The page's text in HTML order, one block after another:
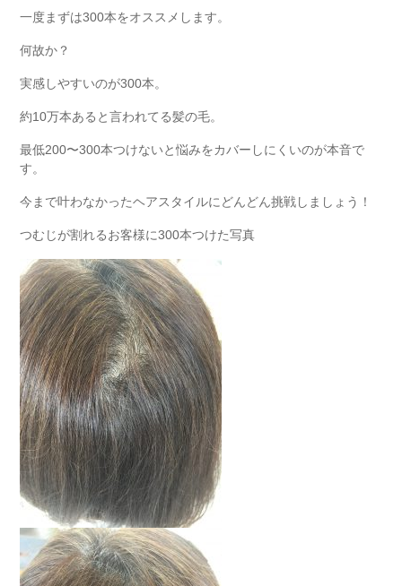
一度まずは300本をオススメします。
何故か？
実感しやすいのが300本。
約10万本あると言われてる髪の毛。
最低200〜300本つけないと悩みをカバーしにくいのが本音で
す。
今まで叶わなかったヘアスタイルにどんどん挑戦しましょう！
つむじが割れるお客様に300本つけた写真